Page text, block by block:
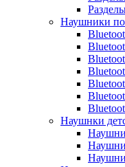
Наушники
Наушнки